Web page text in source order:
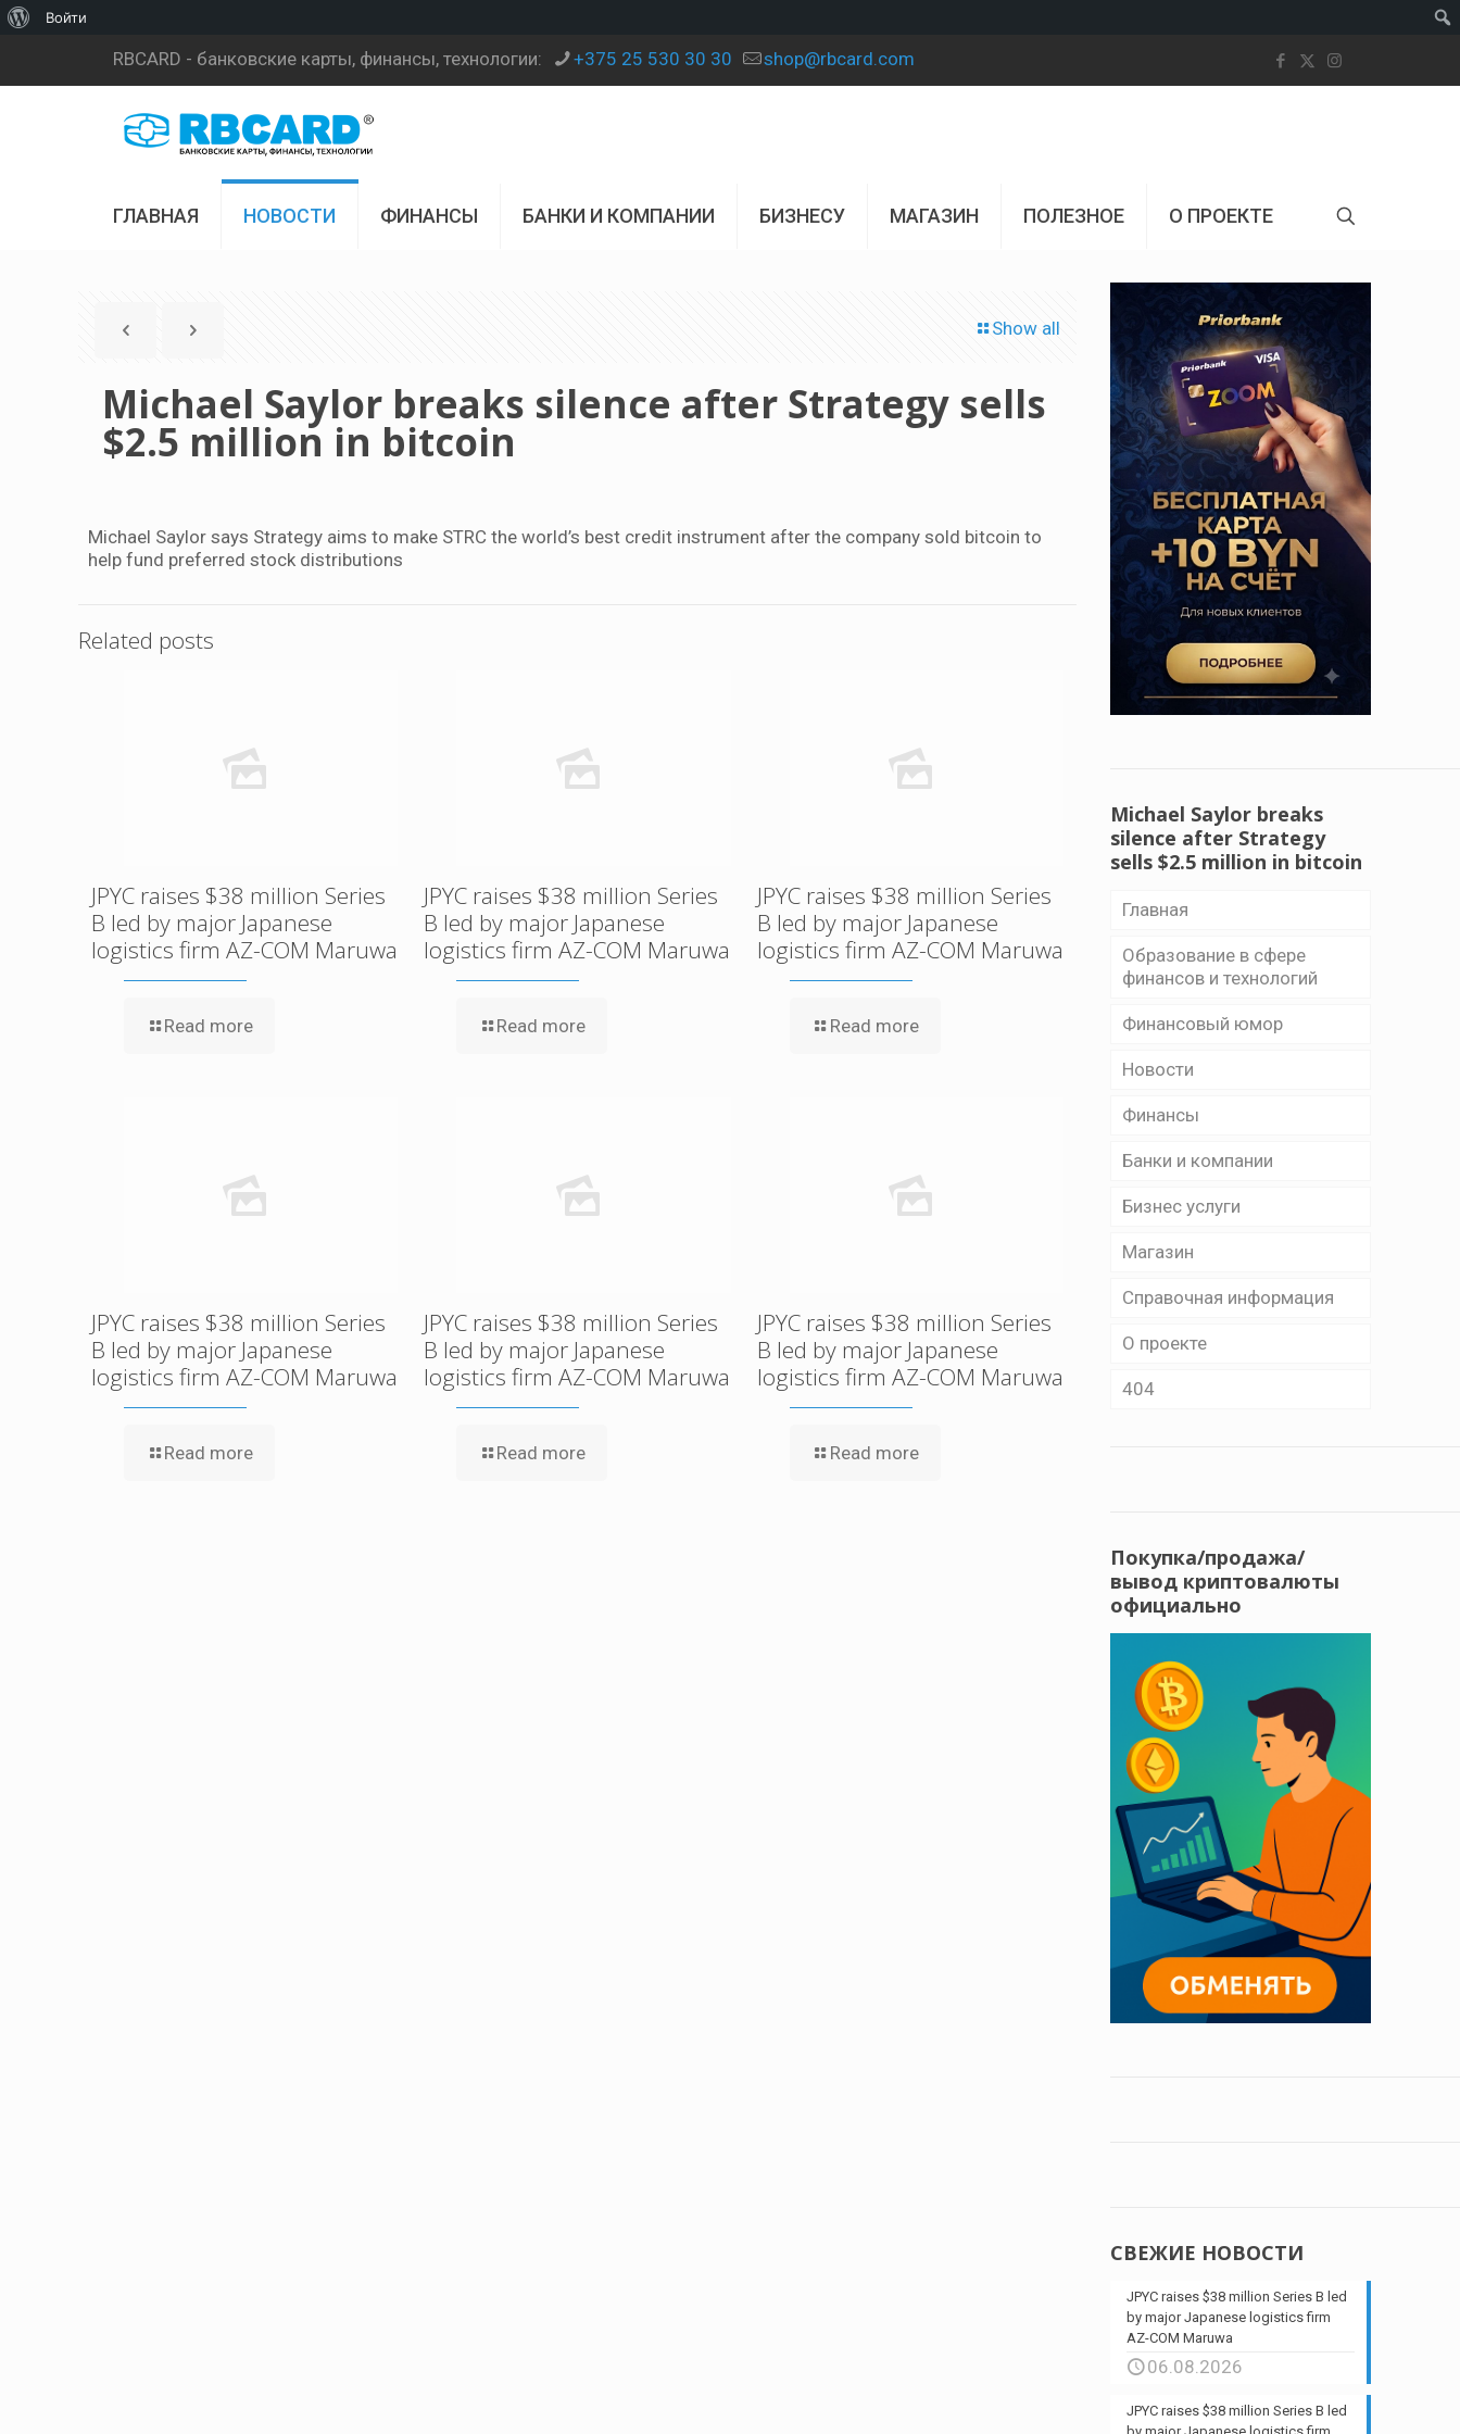
RBCARD - банковские карты, финансы, технологии: +375 25 530 30 30 shop@rbcard.com
ГЛАВНАЯ НОВОСТИ ФИНАНСЫ БАНКИ И КОМПАНИИ БИЗНЕСУ МАГАЗИН ПОЛЕЗНОЕ О ПРОЕКТЕ
Show all
Michael Saylor breaks silence after Strategy sells
$2.5 million in bitcoin
Michael Saylor says Strategy aims to make STRC the world’s best credit instrument after the company sold bitcoin to
help fund preferred stock distributions
Related posts
JPYC raises $38 million Series
B led by major Japanese
logistics firm AZ-COM Maruwa
Read more
JPYC raises $38 million Series
B led by major Japanese
logistics firm AZ-COM Maruwa
Read more
JPYC raises $38 million Series
B led by major Japanese
logistics firm AZ-COM Maruwa
Read more
JPYC raises $38 million Series
B led by major Japanese
logistics firm AZ-COM Maruwa
Read more
JPYC raises $38 million Series
B led by major Japanese
logistics firm AZ-COM Maruwa
Read more
JPYC raises $38 million Series
B led by major Japanese
logistics firm AZ-COM Maruwa
Read more
Michael Saylor breaks
silence after Strategy
sells $2.5 million in bitcoin
Главная
Образование в сфере
финансов и технологий
Финансовый юмор
Новости
Финансы
Банки и компании
Бизнес уcлуги
Магазин
Справочная информация
О проекте
404
Покупка/продажа/
вывод криптовалюты
официально
СВЕЖИЕ НОВОСТИ
JPYC raises $38 million Series B led
by major Japanese logistics firm
AZ-COM Maruwa
06.08.2026
JPYC raises $38 million Series B led
Войти